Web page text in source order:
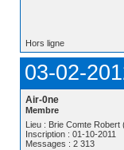
Hors ligne
03-02-
Air-0ne
Membre
Lieu : Brie Comte Robert
Inscription : 01-10-2011
Messages : 2 313